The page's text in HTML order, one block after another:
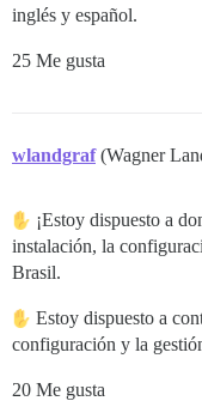
inglés y español.
25 Me gusta
wlandgraf (Wagner
¡Estoy dispuesto a
instalación, la
Brasil.
Estoy dispuesto a
configuración y la
20 Me gusta